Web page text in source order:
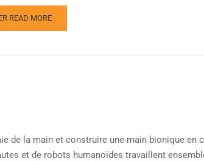
READ MORE
de la main et construire une main bionique en
et de robots humanoïdes travaillent